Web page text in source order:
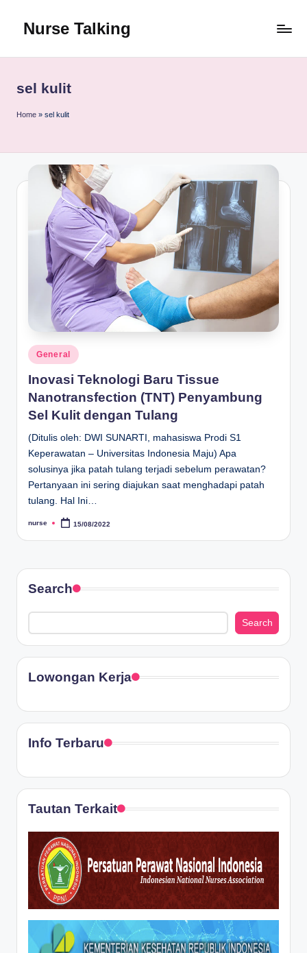
Nurse Talking
sel kulit
Home » sel kulit
Posted
in
General
Inovasi Teknologi Baru Tissue
Nanotransfection (TNT) Penyambung
Sel Kulit dengan Tulang
(Ditulis oleh: DWI SUNARTI, mahasiswa Prodi S1
Keperawatan – Universitas Indonesia Maju) Apa
solusinya jika patah tulang terjadi sebelum perawatan?
Pertanyaan ini sering diajukan saat menghadapi patah
tulang. Hal Ini…
Posted
nurse 15/08/2022
Search
Search
Lowongan Kerja
Info Terbaru
Tautan Terkait